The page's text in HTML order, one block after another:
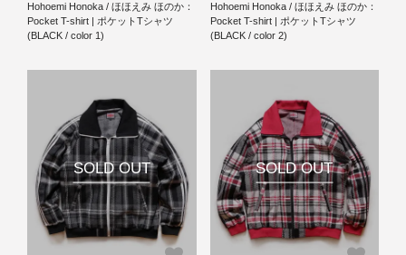
Hohoemi Honoka / ほほえみ ほのか：
Pocket T-shirt | ポケットTシャツ
(BLACK / color 1)
Hohoemi Honoka / ほほえみ ほのか：
Pocket T-shirt | ポケットTシャツ
(BLACK / color 2)
SOLD OUT SOLD OUT